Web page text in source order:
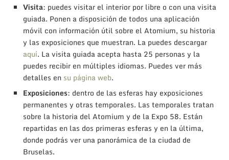
Visita: puedes visitar el interior por libre o con una visita
guiada. Ponen a disposición de todos una aplicación
móvil con información útil sobre el Atomium, su historia
y las exposiciones que muestran. La puedes descargar
aquí. La visita guiada acepta hasta 25 personas y la
puedes recibir en múltiples idiomas. Puedes ver más
detalles en su página web.
Exposiciones: dentro de las esferas hay exposiciones
permanentes y otras temporales. Las temporales tratan
sobre la historia del Atomium y de la Expo 58. Están
repartidas en las dos primeras esferas y en la última,
donde podrás ver una panorámica de la ciudad de
Bruselas.